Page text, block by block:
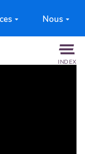
Nous
INDEX